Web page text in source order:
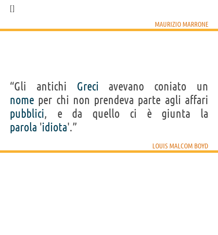
MAURIZIO MARRONE
“Gli antichi Greci avevano coniato un
nome per chi non prendeva parte agli affari
pubblici, e da quello ci è giunta la
parola 'idiota'.”
LOUIS MALCOM BOYD